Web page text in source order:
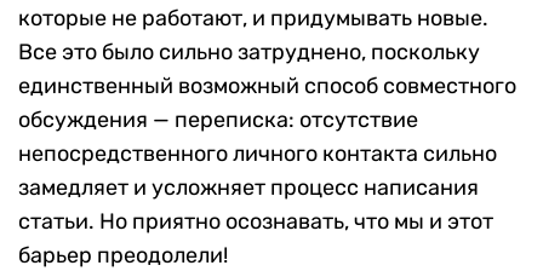
которые не работают, и придумывать новые.
Все это было сильно затруднено, поскольку
единственный возможный способ совместного
обсуждения — переписка: отсутствие
непосредственного личного контакта сильно
замедляет и усложняет процесс написания
статьи. Но приятно осознавать, что мы и этот
барьер преодолели!